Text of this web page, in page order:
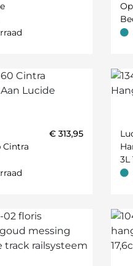
- Ø
-
Cintra
€ 313,95
3L